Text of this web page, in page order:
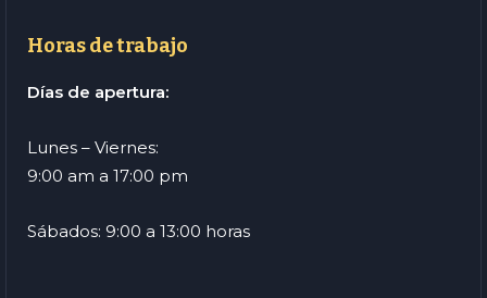
Horas de trabajo
Días de apertura:
Lunes – Viernes:
9:00 am a 17:00 pm
Sábados: 9:00 a 13:00 horas